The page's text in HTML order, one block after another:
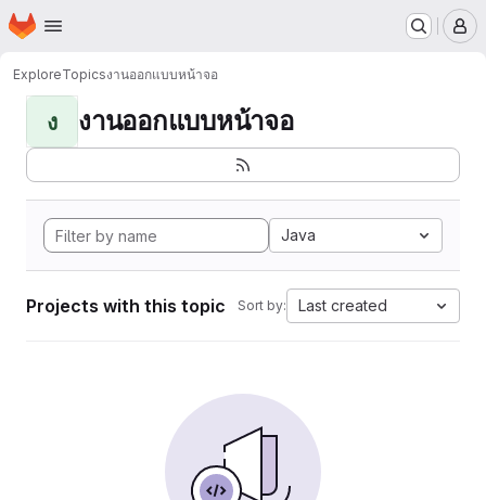
Skip to main content
Homepage
ExploreTopicsงานออกแบบหน้าจอ
ง งานออกแบบหน้าจอ
Java
Projects with this topic Sort by: Last created